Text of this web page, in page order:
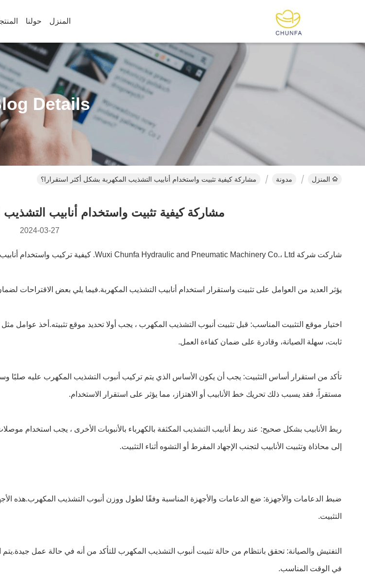
المنزل حولنا
Details
المنزل مدونة مشاركة كيفية تثبيت واستخدام أنابيب التشذيب المكهربة بشكل أكثر استقرارا؟
مشاركة كيفية تثبيت واستخدام أنابيب
2024-03-27
شاركت شركة Wuxi Chunfa Hydraulic and Pneumatic Machinery Co.، Ltd. كيفية تركيب واستخدام أنابيب التشذيب المكهرب بشكل أكثر استقراراً؟
يؤثر العديد من العوامل على تثبيت واستقرار استخدام أنابيب التشذيب المكهربة.فيما يلي بعض الاقتراحات
اختيار موقع التثبيت المناسب: قبل تثبيت أنبوب التشذيب المكهرب ، يجب أولا تحديد موقع تثبيته.أخذ عوامل مثل
ثابت، سهلة الصيانة، وقادرة على ضمان كفاءة العمل.
تأكد من استقرار أساس التثبيت: يجب أن يكون الأساس الذي يتم تركيب أنبوب التشذيب المكهرب عليه صلبًا
مستقراً، فقد يسبب ذلك تحريك خط الأنابيب أو الاهتزاز، مما يؤثر على استقرار الاستخدام.
ربط الأنابيب بشكل صحيح: عند ربط أنابيب التشذيب المكثفة بالكهرباء بالأنبوبات الأخرى ، يجب
إلى محاذاة وتثبيت الأنابيب لتجنب الإجهاد المفرط أو التشوه أثناء التثبيت.
ضبط الدعامات والأجهزة: ضع الدعامات والأجهزة المناسبة وفقًا لطول ووزن أنبوب التشذيب المكهرب.هذه
التثبيت.
التفتيش والصيانة: تحقق بانتظام من حالة تثبيت أنبوب التشذيب المكهرب للتأكد من أنه في حالة عمل
في الوقت المناسب.